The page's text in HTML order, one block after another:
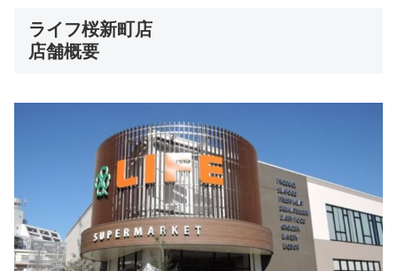
ライフ桜新町店
店舗概要